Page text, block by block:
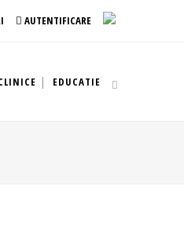
AUTENTIFICARE
EDUCATIE